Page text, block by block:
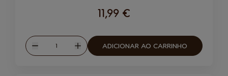
11,99 €
Reduzir
Quantidade
Aumentar
ADICIONAR AO CARRINHO